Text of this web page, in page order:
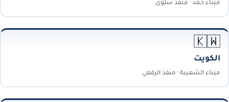
ميناء حمد · منفذ سلوى
🇰🇼
الكويت
ميناء الشعيبة · منفذ الرقعي